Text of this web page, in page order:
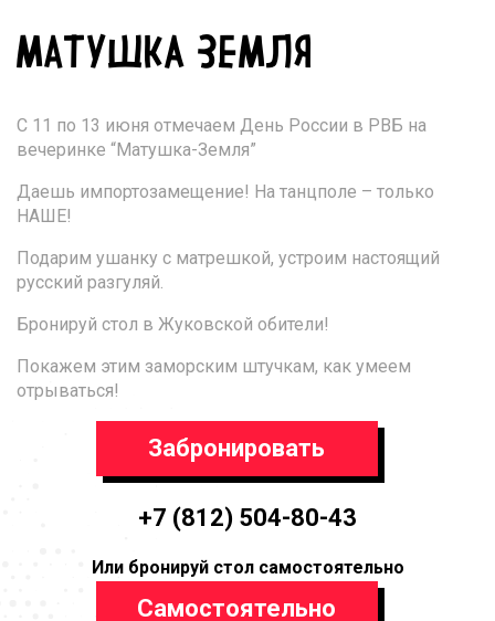
МАТУШКА ЗЕМЛЯ
С 11 по 13 июня отмечаем День России в РВБ на
вечеринке “Матушка-Земля”
Даешь импортозамещение! На танцполе – только
НАШЕ!
Подарим ушанку с матрешкой, устроим настоящий
русский разгуляй.
Бронируй стол в Жуковской обители!
Покажем этим заморским штучкам, как умеем
отрываться!
Забронировать
+7 (812) 504-80-43
Или бронируй стол самостоятельно
Самостоятельно